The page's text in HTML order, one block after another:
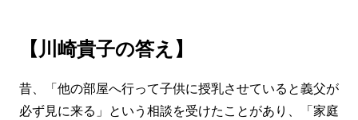
【川崎貴子の答え】
昔、「他の部屋へ行って子供に授乳させていると義父が
必ず見に来る」という相談を受けたことがあり、「家庭